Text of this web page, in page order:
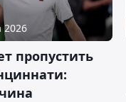
2026
пропустить